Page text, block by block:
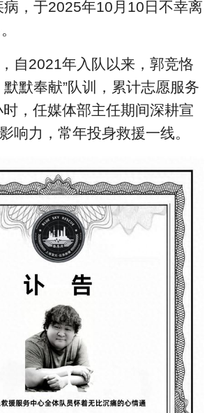
，于2025年10月10日不幸离
自2021年入队以来，郭竞恪
默默奉献”队训，累计志愿服务
，任媒体部主任期间深耕宣
响力，常年投身救援一线。